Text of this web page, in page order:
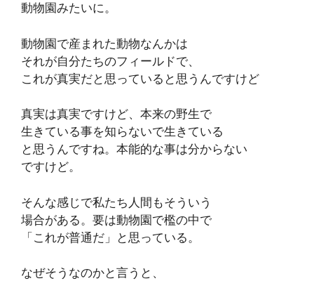
動物園みたいに。
動物園で産まれた動物なんかは
それが自分たちのフィールドで、
これが真実だと思っていると思うんですけど
真実は真実ですけど、本来の野生で
生きている事を知らないで生きている
と思うんですね。本能的な事は分からない
ですけど。
そんな感じで私たち人間もそういう
場合がある。要は動物園で檻の中で
「これが普通だ」と思っている。
なぜそうなのかと言うと、